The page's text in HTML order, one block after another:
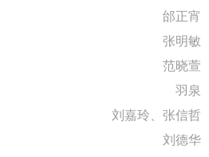
邰正宵
张明敏
范晓萱
羽泉
刘嘉玲、张信哲
刘德华